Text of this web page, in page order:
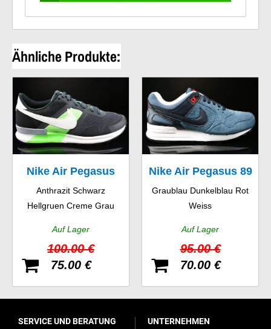
Ähnliche Produkte:
Nike Air Pegasus
83/30
Anthrazit Schwarz
Hellgruen Creme Grau
Auf Lager
100.00 €
75.00 €
Nike Air Pegasus 89
Graublau Dunkelblau Rot
Weiss
Auf Lager
95.00 €
70.00 €
SERVICE UND BERATUNG UNTERNEHMEN